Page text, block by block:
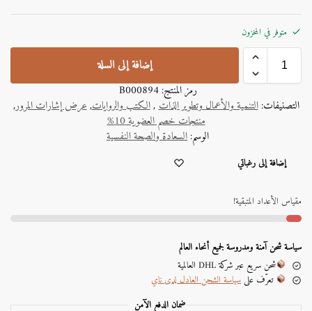
متوفر في المخزون
إضافة إلى السلة
رمز المنتج: B000894
التصنيفات:التنمية والأعمال وتطوير الذات,الكتب والروايات,عرض إشارات المرور,
منتجات خصم العضوية 10%
الوسم:السعادة والصحة النفسية
e
r
n
a
t
i
v
إضافة إلى رغباتي
مقياس الأعداد المتبقية!
سياسة شحن آمنة ومدروسة لجميع أنحاء العالم
شحن سريع عبر شركة DHL العالمية
تعرّف علىسياسة الشحن العادل لدى ناي
ضمان الدفع الآمن